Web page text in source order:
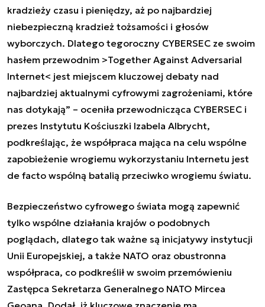
kradzieży czasu i pieniędzy, aż po najbardziej
niebezpieczną kradzież tożsamości i głosów
wyborczych. Dlatego tegoroczny CYBERSEC ze swoim
hasłem przewodnim >Together Against Adversarial
Internet< jest miejscem kluczowej debaty nad
najbardziej aktualnymi cyfrowymi zagrożeniami, które
nas dotykają” – oceniła przewodnicząca CYBERSEC i
prezes Instytutu Kościuszki Izabela Albrycht,
podkreślając, że współpraca mająca na celu wspólne
zapobieżenie wrogiemu wykorzystaniu Internetu jest
de facto wspólną batalią przeciwko wrogiemu światu.
Bezpieczeństwo cyfrowego świata mogą zapewnić
tylko wspólne działania krajów o podobnych
poglądach, dlatego tak ważne są inicjatywy instytucji
Unii Europejskiej, a także NATO oraz obustronna
współpraca, co podkreślił w swoim przemówieniu
Zastępca Sekretarza Generalnego NATO Mircea